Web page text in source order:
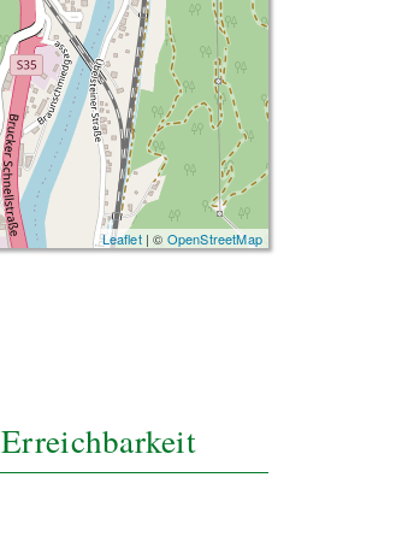
Leaflet| © OpenStreetMap
Erreichbarkeit